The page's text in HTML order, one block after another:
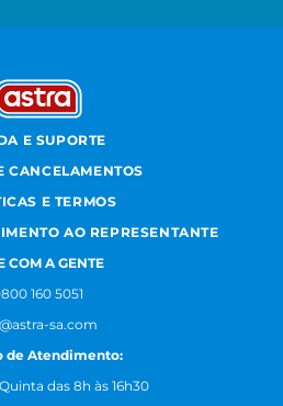
E SUPORTE
CANCELAMENTOS
E TERMOS
AO REPRESENTANTE
COM A GENTE
160 5051
sa.com
de Atendimento:
das 8h às 16h30